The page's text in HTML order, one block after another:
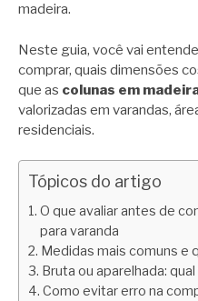
madeira.
Neste guia, você vai
comprar, quais dimensões
que as colunas em
valorizadas em varandas,
residenciais.
Tópicos do artigo
O que avaliar antes de
para varanda
Medidas mais comuns e
Bruta ou aparelhada:
Como evitar erro na